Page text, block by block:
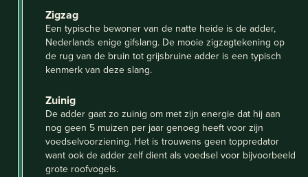
Zigzag
Een typische bewoner van de natte heide is de adder,
Nederlands enige gifslang. De mooie zigzagtekening op
de rug van de bruin tot grijsbruine adder is een typisch
kenmerk van deze slang.
Zuinig
De adder gaat zo zuinig om met zijn energie dat hij aan
nog geen 5 muizen per jaar genoeg heeft voor zijn
voedselvoorziening. Het is trouwens geen toppredator
want ook de adder zelf dient als voedsel voor bijvoorbeeld
grote roofvogels.